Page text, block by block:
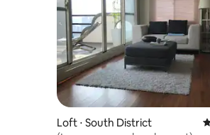
Loft ⋅ South District